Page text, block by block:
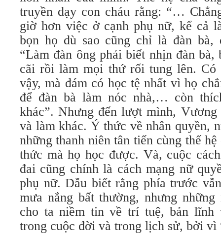
truyền dạy con cháu rằng: “…
giờ hơn việc ở cạnh phụ nữ, kể cả
bọn họ dù sao cũng chỉ là đàn bà,
“Làm đàn ông phải biết nhịn đàn
cãi rồi làm mọi thứ rối tung lên. Có
vậy, mà đám có học tệ nhất vì họ
để đàn bà làm nóc nhà,… còn
khác”. Nhưng đến lượt mình,
và làm khác. Ý thức về nhân quyền,
những thanh niên tân tiến cùng thế
thức mà họ học được. Và, cuộc
đai cũng chính là cách mạng nữ
phụ nữ. Dẫu biết rằng phía trước
mưa nắng bất thường, nhưng
cho ta niềm tin về trí tuệ, bản lĩnh
trong cuộc đời và trong lịch sử, bởi vì